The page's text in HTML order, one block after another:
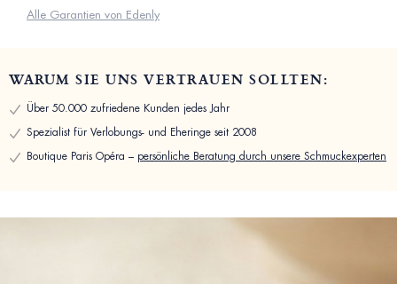
Alle Garantien von Edenly
WARUM SIE UNS VERTRAUEN SOLLTEN:
Über 50.000 zufriedene Kunden jedes Jahr
Spezialist für Verlobungs- und Eheringe seit 2008
Boutique Paris Opéra – persönliche Beratung durch unsere Schmuckexperten